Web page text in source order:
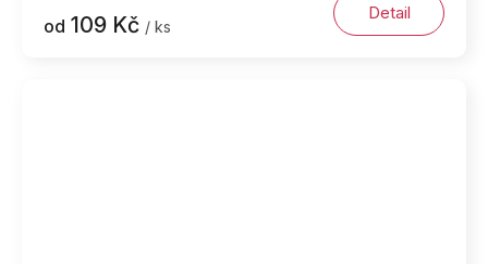
od 109 Kč / ks
Detail